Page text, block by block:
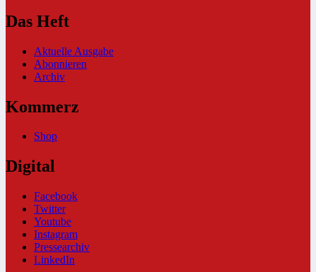
Das Heft
Aktuelle Ausgabe
Abonnieren
Archiv
Kommerz
Shop
Digital
Facebook
Twitter
Youtube
Instagram
Pressearchiv
LinkedIn